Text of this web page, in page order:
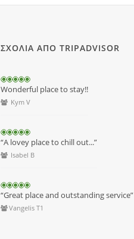
ΣΧΟΛΙΑ ΑΠΟ TRIPADVISOR
Wonderful place to stay!!
Kym V
“A lovey place to chill out...”
Isabel B
“Great place and outstanding service”
Vangelis T1